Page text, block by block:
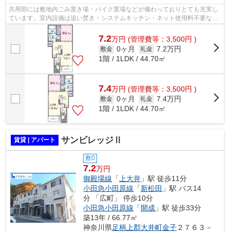
共用部には敷地内ごみ置き場・バイク置場などが備わっておりとても充実し
ています。室内設備は追い焚き・システムキッチン・ネット使用料不要など
豊富に揃っており、過ごしやすいお部...
7.2万円 (管理費等：3,500円 )
敷金 0ヶ月 礼金 7.2万円
1階 / 1LDK / 44.70㎡
7.4万円 (管理費等：3,500円 )
敷金 0ヶ月 礼金 7.4万円
1階 / 1LDK / 44.70㎡
賃貸 | アパート サンビレッジⅡ
敷0
7.2万円
御殿場線 「 上大井 」駅 徒歩11分
小田急小田原線 「新松田 」駅 バス14
分 「広町」 停歩10分
小田急小田原線 「開成 」駅 徒歩33分
築13年 / 66.77㎡
神奈川県足柄上郡大井町金子２７６３－